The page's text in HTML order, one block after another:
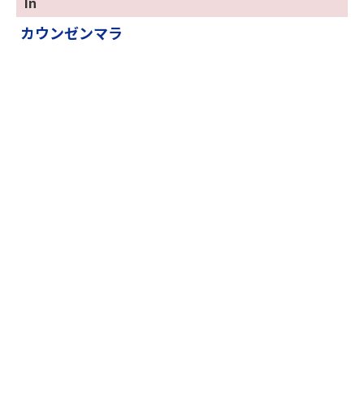
eb
E
Copy
カウンゼンマラ